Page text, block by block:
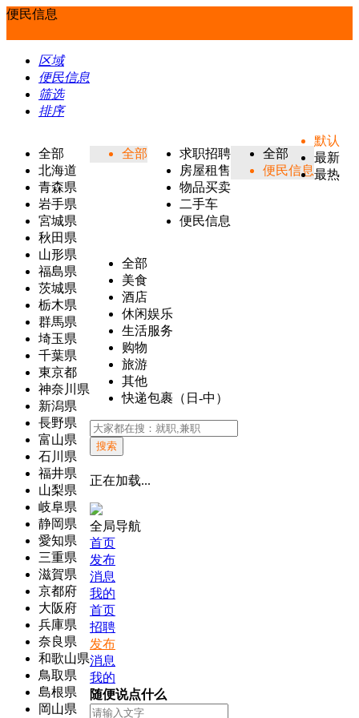
便民信息
区域
便民信息
筛选
排序
全部
北海道
青森県
岩手県
宮城県
秋田県
山形県
福島県
茨城県
栃木県
群馬県
埼玉県
千葉県
東京都
神奈川県
新潟県
長野県
富山県
石川県
福井県
山梨県
岐阜県
静岡県
愛知県
三重県
滋賀県
京都府
大阪府
兵庫県
奈良県
和歌山県
鳥取県
島根県
岡山県
全部
求职招聘
房屋租售
物品买卖
二手车
便民信息
全部
便民信息
全部
美食
酒店
休闲娱乐
生活服务
购物
旅游
其他
快递包裹（日-中）
默认
最新
最热
搜索
正在加载...
全局导航
首页
发布
消息
我的
首页
招聘
发布
消息
我的
随便说点什么